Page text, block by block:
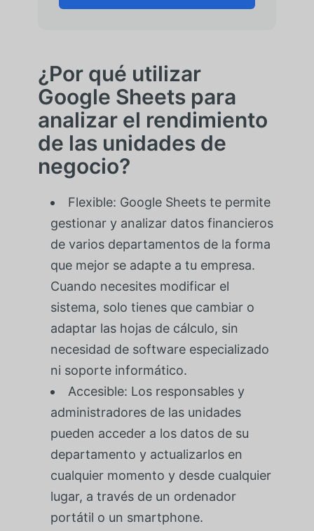
¿Por qué utilizar
Google Sheets para
analizar el rendimiento
de las unidades de
negocio?
Flexible: Google Sheets te permite
gestionar y analizar datos financieros
de varios departamentos de la forma
que mejor se adapte a tu empresa.
Cuando necesites modificar el
sistema, solo tienes que cambiar o
adaptar las hojas de cálculo, sin
necesidad de software especializado
ni soporte informático.
Accesible: Los responsables y
administradores de las unidades
pueden acceder a los datos de su
departamento y actualizarlos en
cualquier momento y desde cualquier
lugar, a través de un ordenador
portátil o un smartphone.